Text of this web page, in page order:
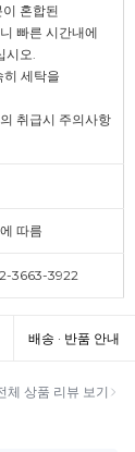
혼합된
빠른 시간내에
오.
히 세탁을
취급시 주의사항
따름
3663-3922
배송 · 반품 안내